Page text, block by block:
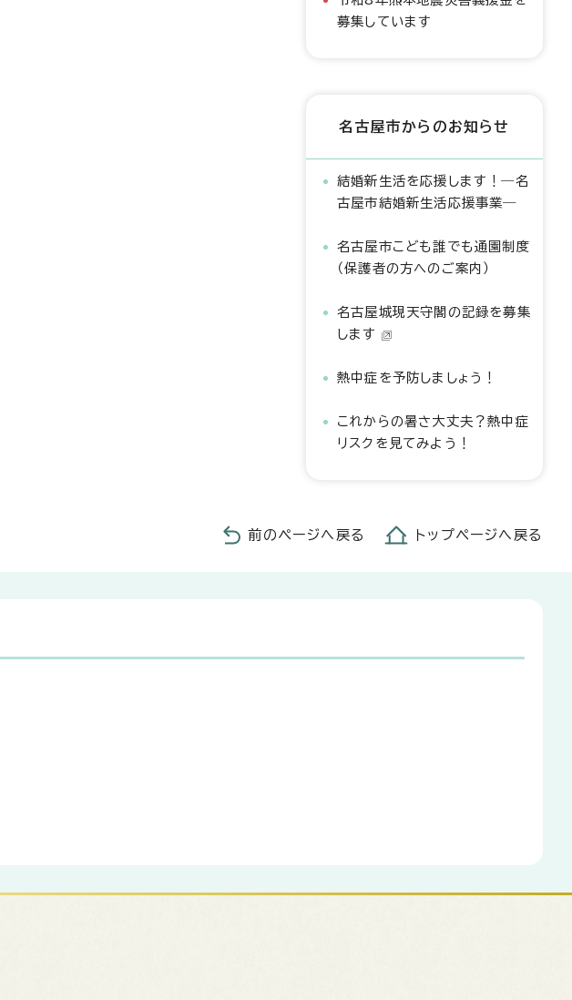
募集しています
名古屋市からのお知らせ
結婚新生活を応援します！―名
古屋市結婚新生活応援事業―
名古屋市こども誰でも通園制度
（保護者の方へのご案内）
名古屋城現天守閣の記録を募集
します
熱中症を予防しましょう！
これからの暑さ大丈夫？熱中症
リスクを見てみよう！
前のページへ戻る トップページへ戻る